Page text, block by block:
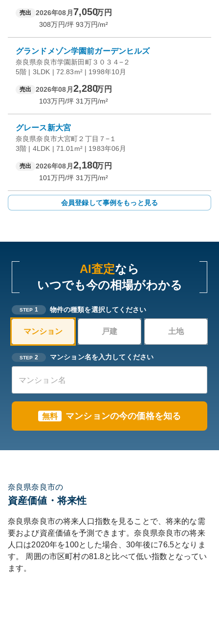
売出 2026年08月 7,050万円
308万円/坪 93万円/m²
グランドメゾン学園前ガーデンヒルズ
奈良県奈良市学園新田町３０３４−２
5階 | 3LDK | 72.83m² | 1998年10月
売出 2026年08月 2,280万円
103万円/坪 31 万円/m²
グレース新大宮
奈良県奈良市大宮町２丁目７−１
3階 | 4LDK | 71.01m² | 1983年06月
売出 2026年08月 2,180万円
101万円/坪 31 万円/m²
会員登録して事例をもっと見る
AI査定なら
いつでも今の相場がわかる
STEP 1 物件の種類を選択してください
マンション 戸建 土地
STEP 2 マンション名を入力してください
無料 マンションの今の価格を知る
奈良県奈良市の
資産価値・将来性
奈良県奈良市の将来人口指数を見ることで、将来的な需
要および資産価値を予測できます。奈良県奈良市の将来
人口は2020年を100とした場合、30年後に76.5となりま
す。
周囲の市区町村の81.8と比べて低い指数となってい
ます。